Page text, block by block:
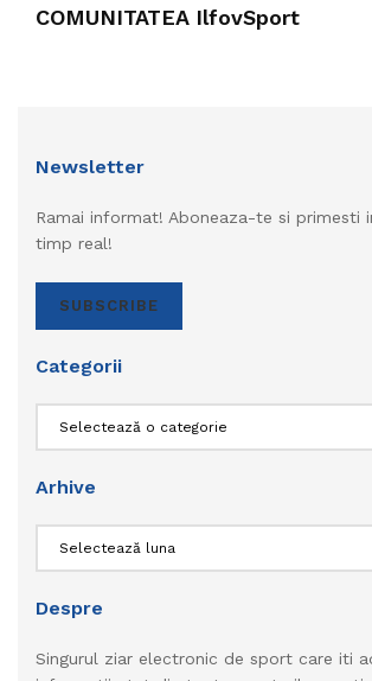
COMUNITATEA IlfovSport
Newsletter
Ramai informat! Aboneaza-te si primesti
timp real!
SUBSCRIBE
Categorii
Arhive
Despre
Singurul ziar electronic de sport care iti